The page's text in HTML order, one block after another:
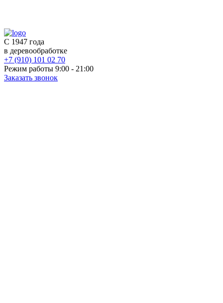
С 1947 года
в деревообработке
+7 (910) 101 02 70
Режим работы 9:00 - 21:00
Заказать звонок